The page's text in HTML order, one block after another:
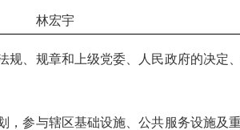
林宏宇
规、规章和上级党委、人民政府的决定
，参与辖区基础设施、公共服务设施及